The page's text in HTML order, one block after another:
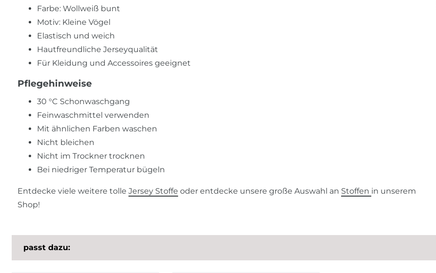
Farbe: Wollweiß bunt
Motiv: Kleine Vögel
Elastisch und weich
Hautfreundliche Jerseyqualität
Für Kleidung und Accessoires geeignet
Pflegehinweise
30 °C Schonwaschgang
Feinwaschmittel verwenden
Mit ähnlichen Farben waschen
Nicht bleichen
Nicht im Trockner trocknen
Bei niedriger Temperatur bügeln
Entdecke viele weitere tolle Jersey Stoffe oder entdecke unsere große Auswahl an Stoffen in unserem
Shop!
passt dazu: